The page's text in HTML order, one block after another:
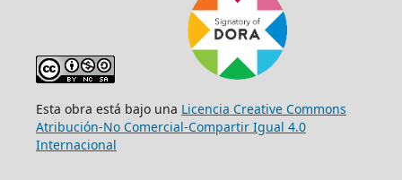
Esta obra está bajo una Licencia Creative Commons
Atribución-No Comercial-Compartir Igual 4.0
Internacional